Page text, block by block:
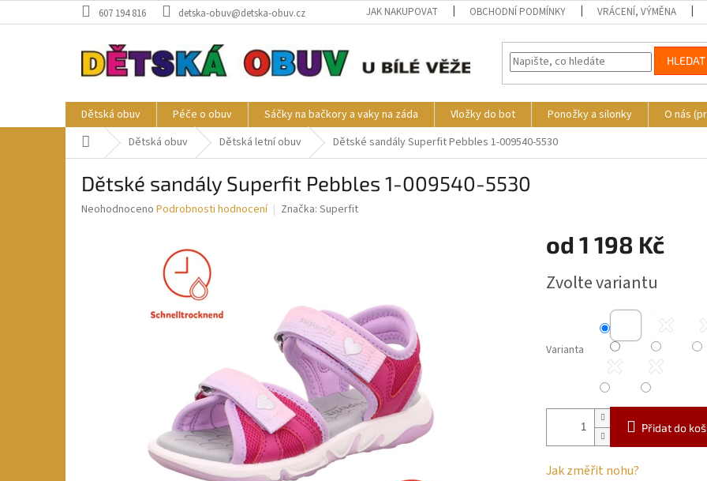
na
607 194 816 detska-obuv@detska-obuv.cz JAK NAKUPOVAT OBCHODNÍ PODMÍNKY VRÁCENÍ, VÝMĚNA
HLEDAT
Dětská obuv Péče o obuv Sáčky na bačkory a vaky na záda Vložky do bot Ponožky a silonky O nás
Domů Dětská obuv Dětská letní obuv Dětské sandály Superfit Pebbles 1-009540-5530
Dětské sandály Superfit Pebbles 1-009540-5530
Průměrné
Neohodnoceno Podrobnosti hodnocení Značka: Superfit
od 1 198 Kč
cena:
Zvolte variantu
Varianta
Přidat do
Jak změřit nohu?